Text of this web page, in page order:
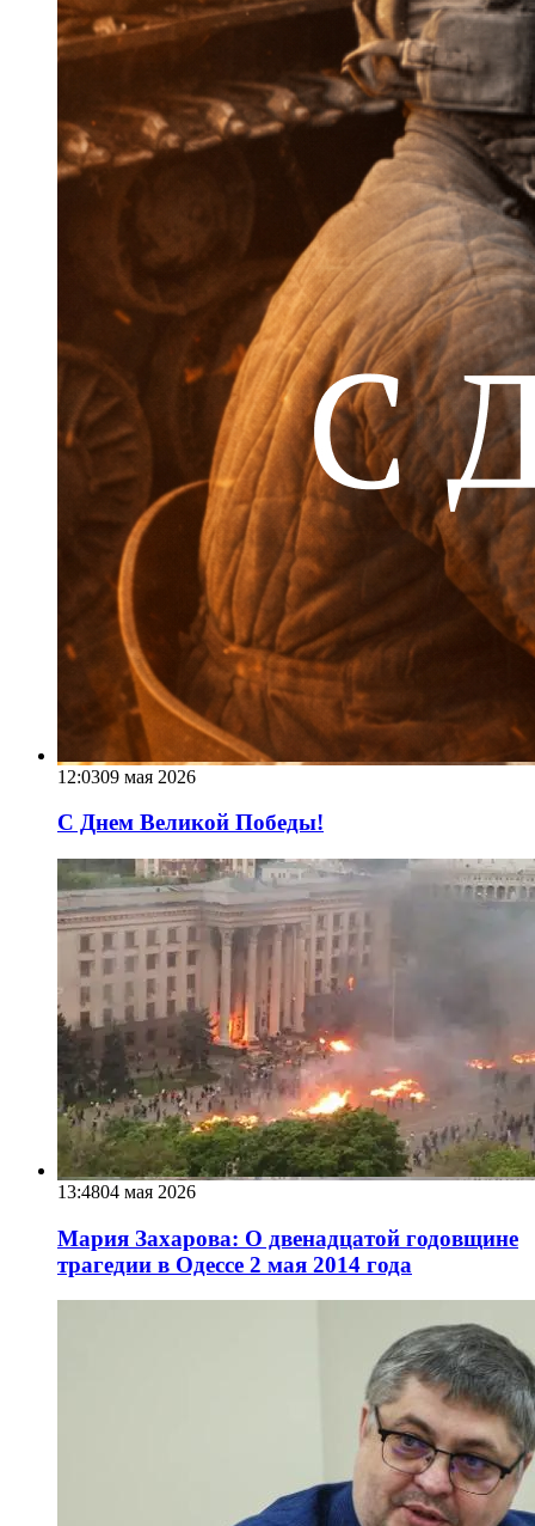
12:0309 мая 2026
С Днем Великой Победы!
13:4804 мая 2026
Мария Захарова: О двенадцатой годовщине
трагедии в Одессе 2 мая 2014 года